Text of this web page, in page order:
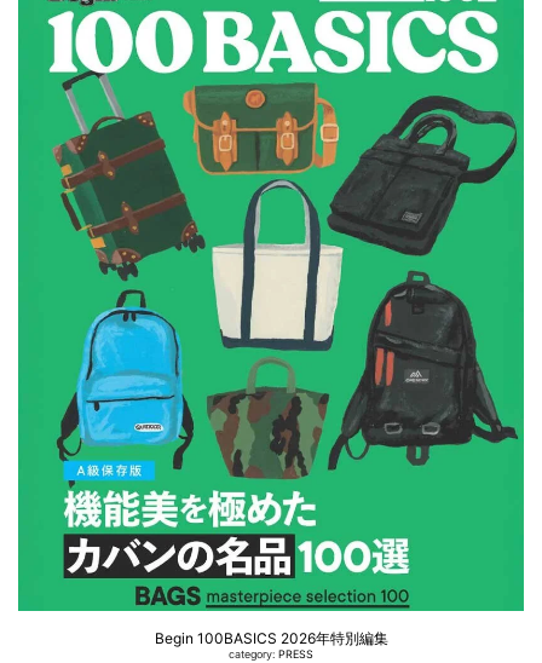
Begin 100BASICS 2026年特別編集
category: PRESS